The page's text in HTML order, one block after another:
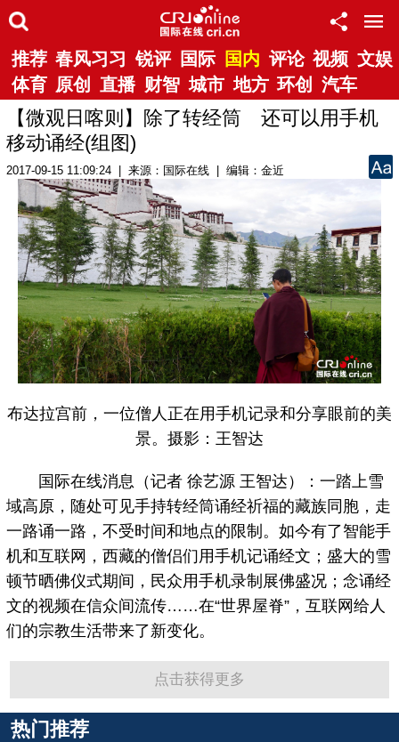
推荐 春风习习 锐评 国际 国内 评论 视频 文娱
体育 原创 直播 财智 城市 地方 环创 汽车
【微观日喀则】除了转经筒 还可以用手机
移动诵经(组图)
2017-09-15 11:09:24 | 来源：国际在线 | 编辑：金近
布达拉宫前，一位僧人正在用手机记录和分享眼前的美
景。摄影：王智达
国际在线消息（记者 徐艺源 王智达）：一踏上雪
域高原，随处可见手持转经筒诵经祈福的藏族同胞，走
一路诵一路，不受时间和地点的限制。如今有了智能手
机和互联网，西藏的僧侣们用手机记诵经文；盛大的雪
顿节晒佛仪式期间，民众用手机录制展佛盛况；念诵经
文的视频在信众间流传……在“世界屋脊”，互联网给人
们的宗教生活带来了新变化。
点击获得更多
热门推荐